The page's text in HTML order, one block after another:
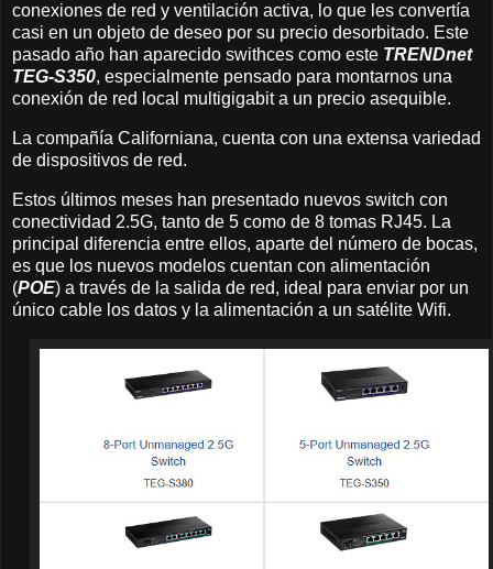
conexiones de red y ventilación activa, lo que les convertía
casi en un objeto de deseo por su precio desorbitado. Este
pasado año han aparecido swithces como este TRENDnet
TEG-S350, especialmente pensado para montarnos una
conexión de red local multigigabit a un precio asequible.
La compañía Californiana, cuenta con una extensa variedad
de dispositivos de red.
Estos últimos meses han presentado nuevos switch con
conectividad 2.5G, tanto de 5 como de 8 tomas RJ45. La
principal diferencia entre ellos, aparte del número de bocas,
es que los nuevos modelos cuentan con alimentación
(POE) a través de la salida de red, ideal para enviar por un
único cable los datos y la alimentación a un satélite Wifi.